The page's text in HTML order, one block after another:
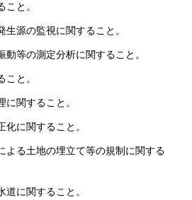
こと。
生源の監視に関すること。
動等の測定分析に関すること。
こと。
に関すること。
化に関すること。
よる土地の埋立て等の規制に関する
道に関すること。